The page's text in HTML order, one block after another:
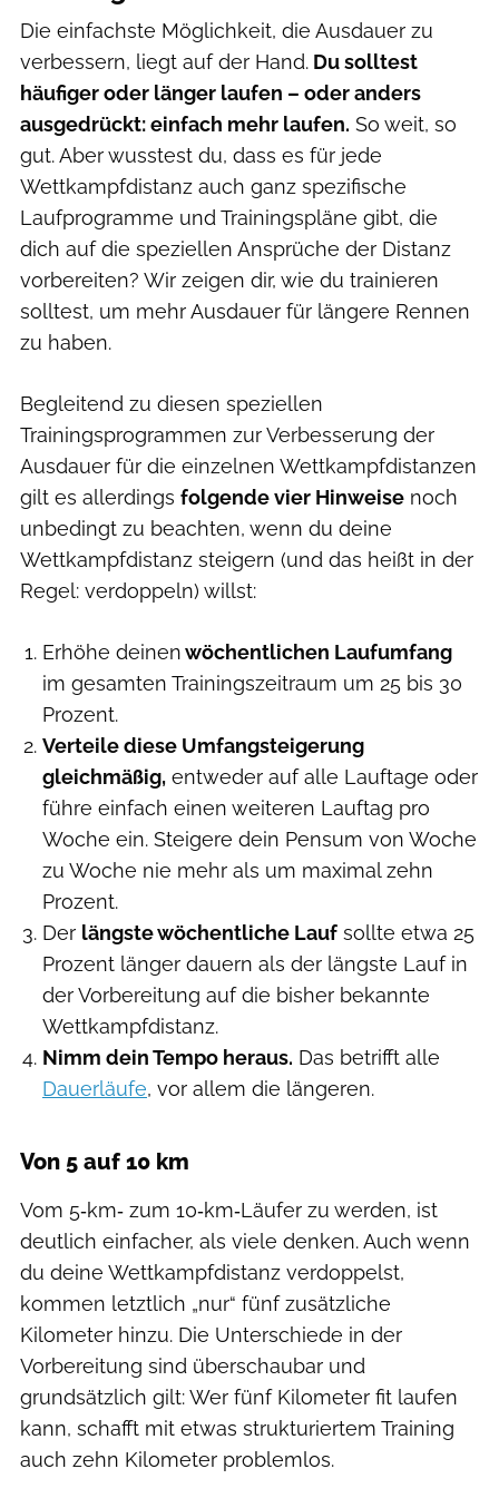
Die einfachste Möglichkeit, die Ausdauer zu
verbessern, liegt auf der Hand. Du solltest
häufiger oder länger laufen – oder anders
ausgedrückt: einfach mehr laufen. So weit, so
gut. Aber wusstest du, dass es für jede
Wettkampfdistanz auch ganz spezifische
Laufprogramme und Trainingspläne gibt, die
dich auf die speziellen Ansprüche der Distanz
vorbereiten? Wir zeigen dir, wie du trainieren
solltest, um mehr Ausdauer für längere Rennen
zu haben.
Begleitend zu diesen speziellen
Trainingsprogrammen zur Verbesserung der
Ausdauer für die einzelnen Wettkampfdistanzen
gilt es allerdings folgende vier Hinweise noch
unbedingt zu beachten, wenn du deine
Wettkampfdistanz steigern (und das heißt in der
Regel: verdoppeln) willst:
Erhöhe deinenwöchentlichen Laufumfang
im gesamten Trainingszeitraum um 25 bis 30
Prozent.
Verteile diese Umfangsteigerung
gleichmäßig, entweder auf alle Lauftage oder
führe einfach einen weiteren Lauftag pro
Woche ein. Steigere dein Pensum von Woche
zu Woche nie mehr als um maximal zehn
Prozent.
Der längste wöchentliche Lauf sollte etwa 25
Prozent länger dauern als der längste Lauf in
der Vorbereitung auf die bisher bekannte
Wettkampfdistanz.
Nimm dein Tempo heraus. Das betrifft alle
Dauerläufe, vor allem die längeren.
Von 5 auf 10 km
Vom 5‑km‑ zum 10‑km‑Läufer zu werden, ist
deutlich einfacher, als viele denken. Auch wenn
du deine Wettkampfdistanz verdoppelst,
kommen letztlich „nur“ fünf zusätzliche
Kilometer hinzu. Die Unterschiede in der
Vorbereitung sind überschaubar und
grundsätzlich gilt: Wer fünf Kilometer fit laufen
kann, schafft mit etwas strukturiertem Training
auch zehn Kilometer problemlos.